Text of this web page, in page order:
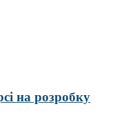
на розробку